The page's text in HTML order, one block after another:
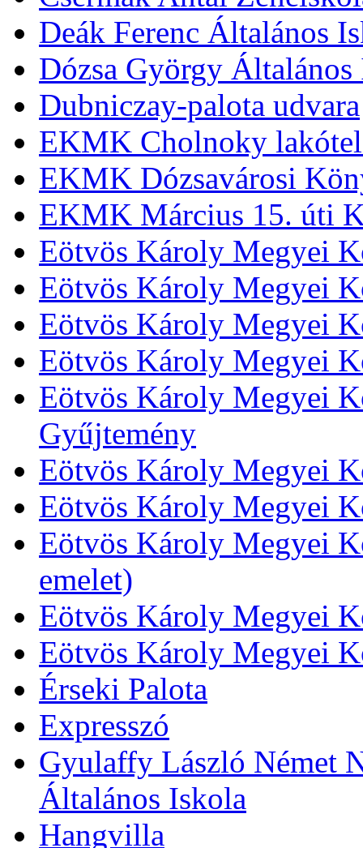
Deák Ferenc Általános
Dózsa György Általános
Dubniczay-palota udvara
EKMK Cholnoky
EKMK Dózsavárosi
EKMK Március 15. úti
Eötvös Károly Megyei
Eötvös Károly Megyei
Eötvös Károly Megyei
Eötvös Károly Megyei
Eötvös Károly Megyei
Gyűjtemény
Eötvös Károly Megyei
Eötvös Károly Megyei
Eötvös Károly Megyei
emelet)
Eötvös Károly Megyei
Eötvös Károly Megyei
Érseki Palota
Expresszó
Gyulaffy László Német
Általános Iskola
Hangvilla